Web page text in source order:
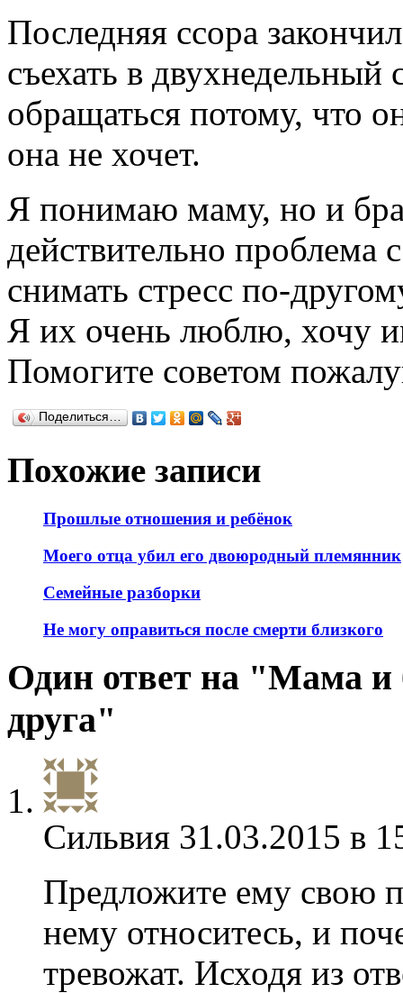
Последняя ссора
съехать в
обращаться потому, что
она не хочет.
Я понимаю маму, но и
действительно проблема
снимать стресс по-
Я их очень люблю, хочу
Помогите советом
Поделиться…
Похожие записи
Прошлые отношения и ребёнок
Моего отца убил его двоюродный племянник
Семейные разборки
Не могу оправиться после смерти близкого
Один ответ на "Мама и
друга"
Сильвия 31.03.2015 в
Предложите ему свою
нему относитесь, и
тревожат. Исходя из